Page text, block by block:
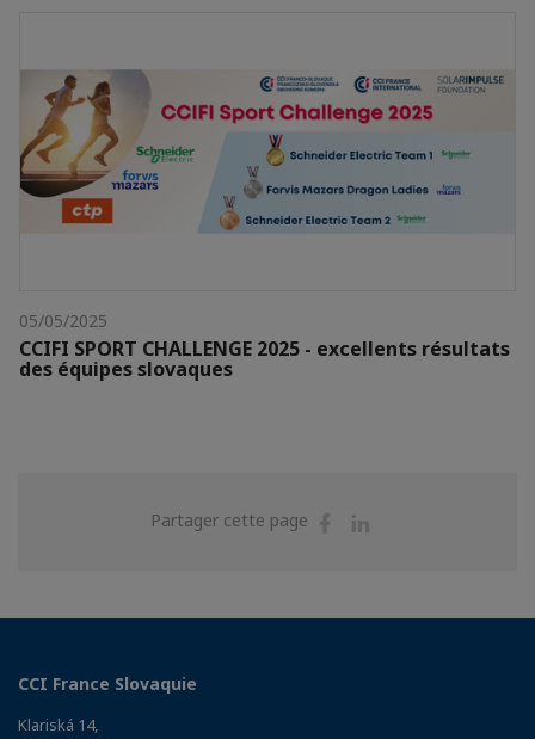
05/05/2025
CCIFI SPORT CHALLENGE 2025 - excellents résultats
des équipes slovaques
Partager cette page
Partager
CCI France Slovaquie
Klariská 14,